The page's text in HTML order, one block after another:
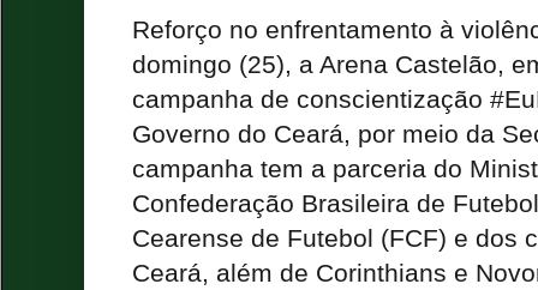
Reforço no enfrentamento à
domingo (25), a Arena Castelão,
campanha de conscientização
Governo do Ceará, por meio da
campanha tem a parceria do
Confederação Brasileira de
Cearense de Futebol (FCF) e dos
Ceará, além de Corinthians e